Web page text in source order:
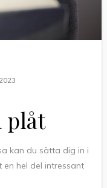
plåt
kan du sätta dig in i
hel del intressant